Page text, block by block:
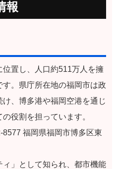
報
置し、人口約511万人を擁
。県庁所在地の福岡市は政
、博多港や福岡空港を通じ
役割を担っています。
福岡県福岡市博多区東
」として知られ、都市機能